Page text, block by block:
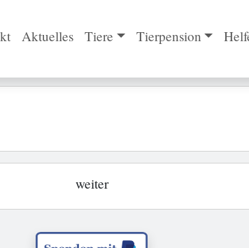
Aktuelles Tiere Tierpension
weiter